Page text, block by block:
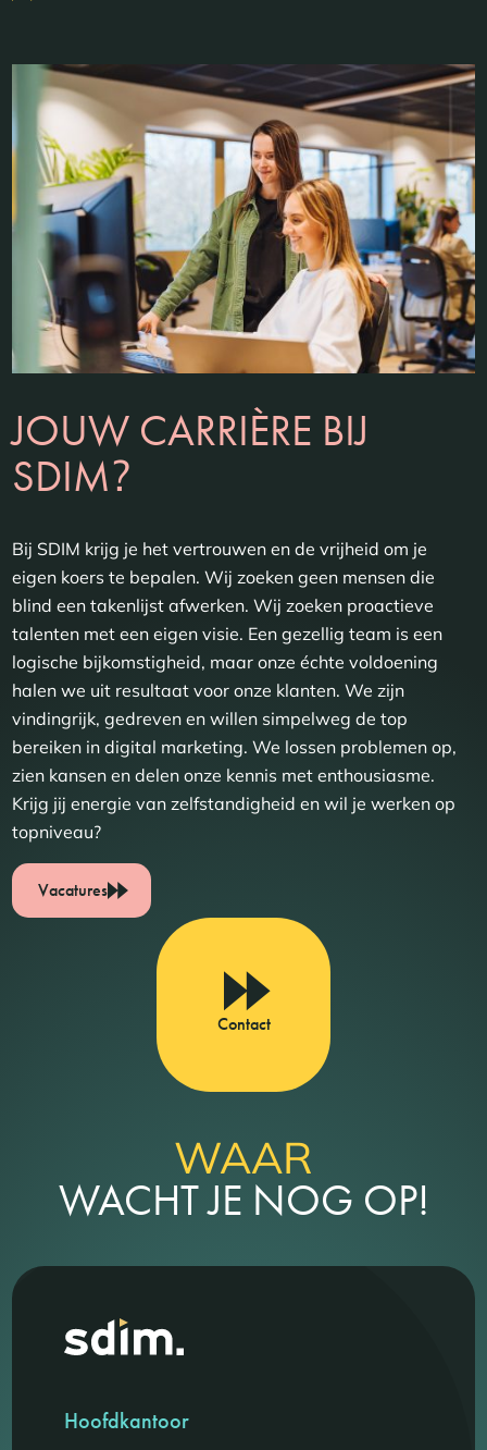
JOUW CARRIÈRE BIJ
SDIM?
Bij SDIM krijg je het vertrouwen en de vrijheid om je
eigen koers te bepalen. Wij zoeken geen mensen die
blind een takenlijst afwerken. Wij zoeken proactieve
talenten met een eigen visie. Een gezellig team is een
logische bijkomstigheid, maar onze échte voldoening
halen we uit resultaat voor onze klanten. We zijn
vindingrijk, gedreven en willen simpelweg de top
bereiken in digital marketing. We lossen problemen op,
zien kansen en delen onze kennis met enthousiasme.
Krijg jij energie van zelfstandigheid en wil je werken op
topniveau?
Vacatures
Contact
WAAR
WACHT JE NOG OP!
Hoofdkantoor